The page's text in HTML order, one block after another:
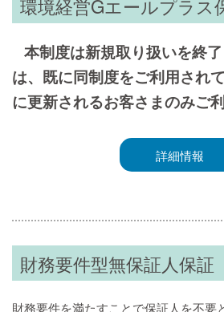
環境経営Gエールプラス
本制度は新規取り扱いを終
は、既に同制度をご利用され
に更新されるお客さまのみご
詳細情報
財務要件型無保証人保証
財務要件を満たすことで保証人を不要